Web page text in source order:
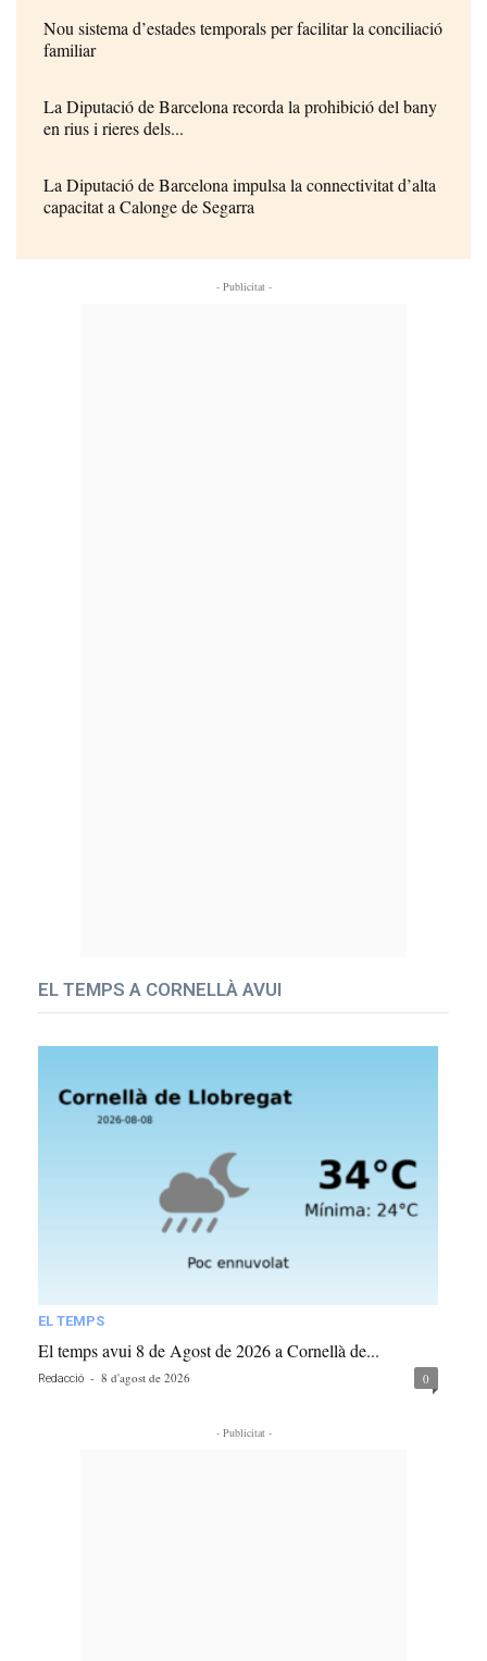
Nou sistema d’estades temporals per facilitar la conciliació
familiar
La Diputació de Barcelona recorda la prohibició del bany
en rius i rieres dels...
La Diputació de Barcelona impulsa la connectivitat d’alta
capacitat a Calonge de Segarra
- Publicitat -
EL TEMPS A CORNELLÀ AVUI
EL TEMPS
El temps avui 8 de Agost de 2026 a Cornellà de...
Redacció - 8 d'agost de 2026 0
- Publicitat -